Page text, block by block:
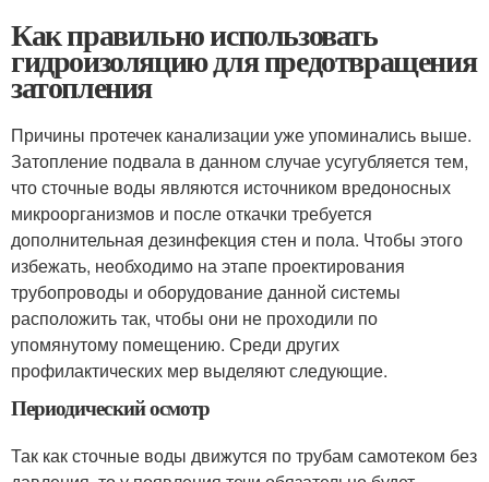
Как правильно использовать
гидроизоляцию для предотвращения
затопления
Причины протечек канализации уже упоминались выше.
Затопление подвала в данном случае усугубляется тем,
что сточные воды являются источником вредоносных
микроорганизмов и после откачки требуется
дополнительная дезинфекция стен и пола. Чтобы этого
избежать, необходимо на этапе проектирования
трубопроводы и оборудование данной системы
расположить так, чтобы они не проходили по
упомянутому помещению. Среди других
профилактических мер выделяют следующие.
Периодический осмотр
Так как сточные воды движутся по трубам самотеком без